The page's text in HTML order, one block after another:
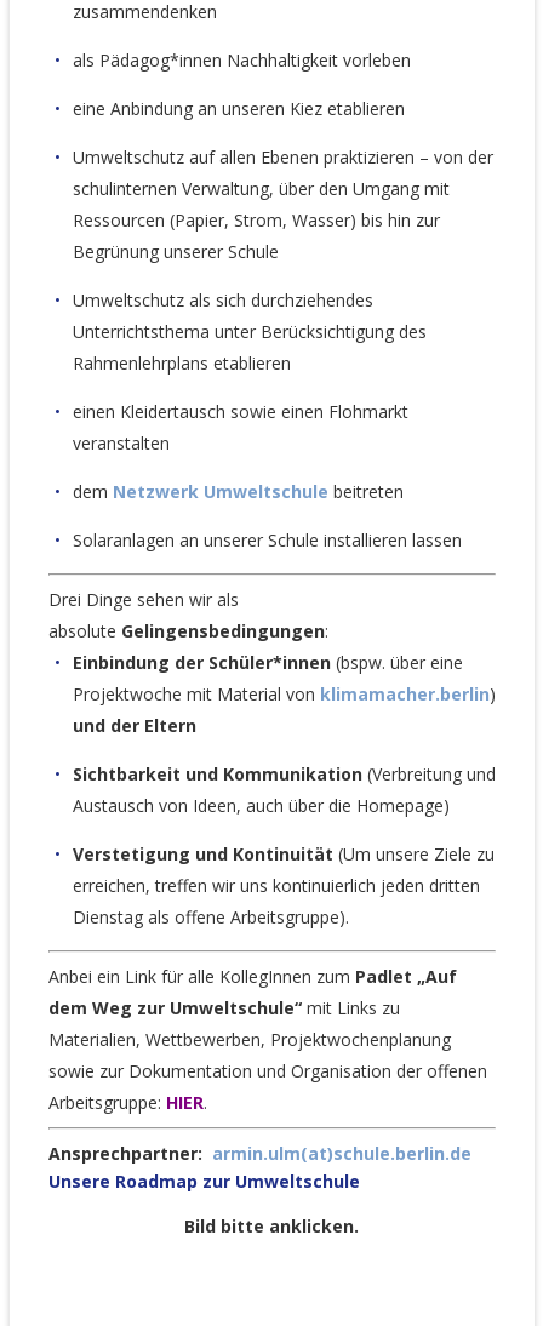
zusammendenken
als Pädagog*innen Nachhaltigkeit vorleben
eine Anbindung an unseren Kiez etablieren
Umweltschutz auf allen Ebenen praktizieren – von der
schulinternen Verwaltung, über den Umgang mit
Ressourcen (Papier, Strom, Wasser) bis hin zur
Begrünung unserer Schule
Umweltschutz als sich durchziehendes
Unterrichtsthema unter Berücksichtigung des
Rahmenlehrplans etablieren
einen Kleidertausch sowie einen Flohmarkt
veranstalten
dem Netzwerk Umweltschule beitreten
Solaranlagen an unserer Schule installieren lassen
Drei Dinge sehen wir als
absolute Gelingensbedingungen:
Einbindung der Schüler*innen(bspw. über eine
Projektwoche mit Material von klimamacher.berlin)
und der Eltern
Sichtbarkeit und Kommunikation(Verbreitung und
Austausch von Ideen, auch über die Homepage)
Verstetigung und Kontinuität (Um unsere Ziele zu
erreichen, treffen wir uns kontinuierlich jeden dritten
Dienstag als offene Arbeitsgruppe).
Anbei ein Link für alle KollegInnen zum Padlet „Auf
dem Weg zur Umweltschule“mit Links zu
Materialien, Wettbewerben, Projektwochenplanung
sowie zur Dokumentation und Organisation der offenen
Arbeitsgruppe: HIER.
Ansprechpartner: armin.ulm(at)schule.berlin.de
Unsere Roadmap zur Umweltschule
Bild bitte anklicken.